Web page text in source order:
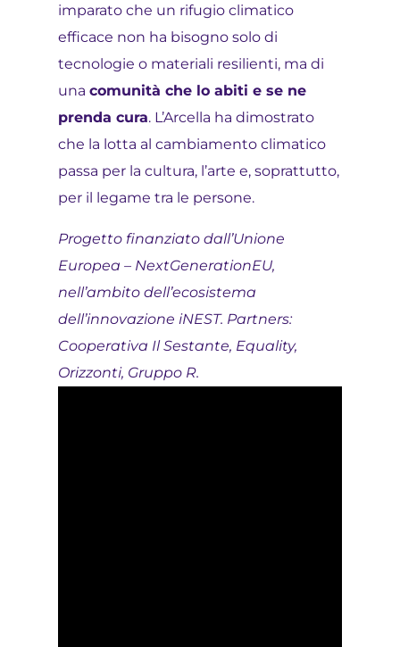
imparato che un rifugio climatico
efficace non ha bisogno solo di
tecnologie o materiali resilienti, ma di
una comunità che lo abiti e se ne
prenda cura. L’Arcella ha dimostrato
che la lotta al cambiamento climatico
passa per la cultura, l’arte e, soprattutto,
per il legame tra le persone.
Progetto finanziato dall’Unione
Europea – NextGenerationEU,
nell’ambito dell’ecosistema
dell’innovazione iNEST. Partners:
Cooperativa Il Sestante, Equality,
Orizzonti, Gruppo R.